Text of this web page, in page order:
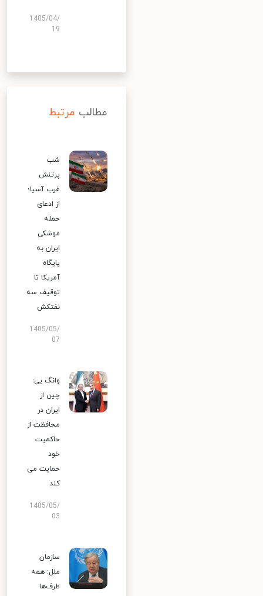
1405/04/
19
مطالب مرتبط
شب
پرتنش
غرب آسیا؛
از ادعای
حمله
موشکی
ایران به
پایگاه
آمریکا تا
توقیف سه
نفتکش
1405/05/
07
وانگ یی:
چین از
ایران در
محافظت از
حاکمیت
خود
حمایت می
کند
1405/05/
03
سازمان
ملل: همه
طرف‌ها